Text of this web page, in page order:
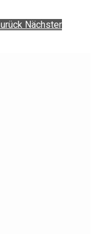
Nächster